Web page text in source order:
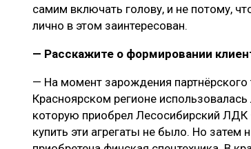
самим включать голову, и не потому,
лично в этом заинтересован.
— Расскажите о формировании
— На момент зарождения
Красноярском регионе
которую приобрел Лесосибирский
купить эти агрегаты не было. Но